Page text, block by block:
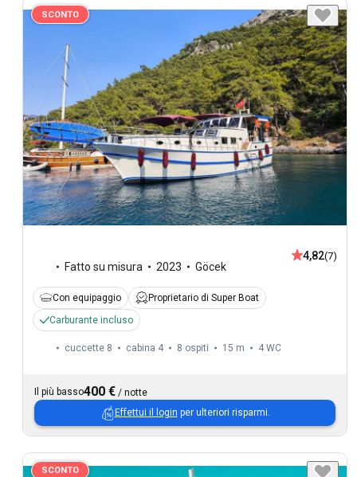
SCONTO
Fatto su misura 2023 Göcek
4,82(7)
Con equipaggio
Proprietario di Super Boat
Carburante incluso
cuccette 8 cabina 4 8 ospiti 15 m 4 WC
Il più basso400 € / notte
Effettui il login per ulteriori risparmi.
SCONTO